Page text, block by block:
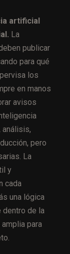
artificial
La
publicar
para qué
los
en manos
avisos
análisis,
pero
La
y
cada
una lógica
dentro de la
para